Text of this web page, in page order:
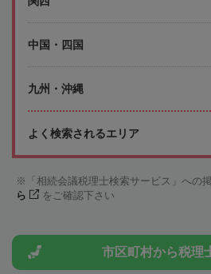
中国・四国
九州・沖縄
よく検索されるエリア
「相続会議税理士検索サービス」への
ら
をご確認下さい
市区町村から税理